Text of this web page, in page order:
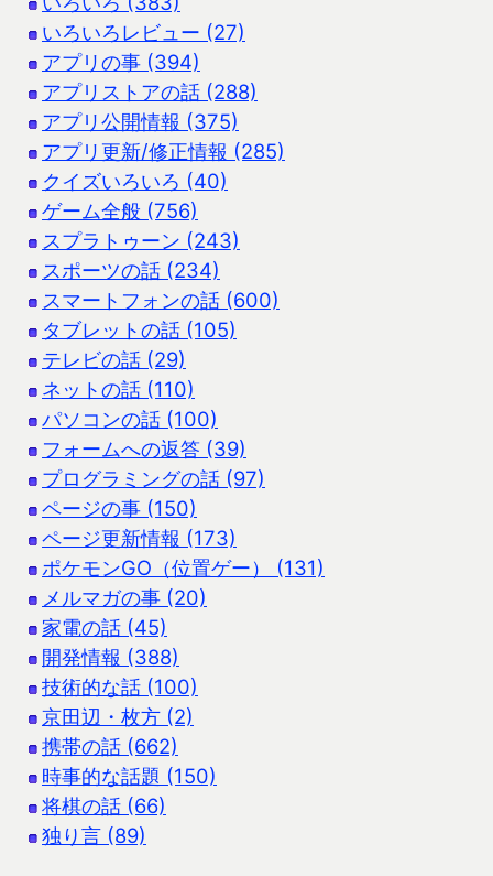
いろいろレビュー (27)
アプリの事 (394)
アプリストアの話 (288)
アプリ公開情報 (375)
アプリ更新/修正情報 (285)
クイズいろいろ (40)
ゲーム全般 (756)
スプラトゥーン (243)
スポーツの話 (234)
スマートフォンの話 (600)
タブレットの話 (105)
テレビの話 (29)
ネットの話 (110)
パソコンの話 (100)
フォームへの返答 (39)
プログラミングの話 (97)
ページの事 (150)
ページ更新情報 (173)
ポケモンGO（位置ゲー） (131)
メルマガの事 (20)
家電の話 (45)
開発情報 (388)
技術的な話 (100)
京田辺・枚方 (2)
携帯の話 (662)
時事的な話題 (150)
将棋の話 (66)
独り言 (89)